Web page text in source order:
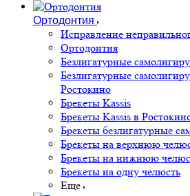
Ортодонтия
Исправление
Ортодонтия
Безлигатурные
Безлигатурные
Ростокино
Брекеты Kassis
Брекеты Kassis в
Брекеты безлигатурные
Брекеты на верхнюю
Брекеты на нижнюю
Брекеты на одну челюсть
Еще